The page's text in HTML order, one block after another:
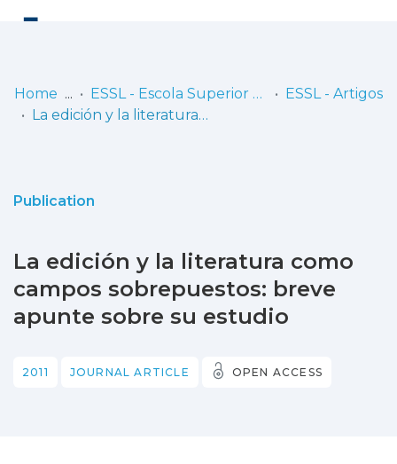
Statistics
Home ESSL - Escola Superior de Saúde de Lisboa
ESSL - Artigos
La edición y la literatura como campos sobrepuestos: breve apunte sobre su estudio
Publication
La edición y la literatura como
campos sobrepuestos: breve
apunte sobre su estudio
2011 JOURNAL ARTICLE OPEN ACCESS